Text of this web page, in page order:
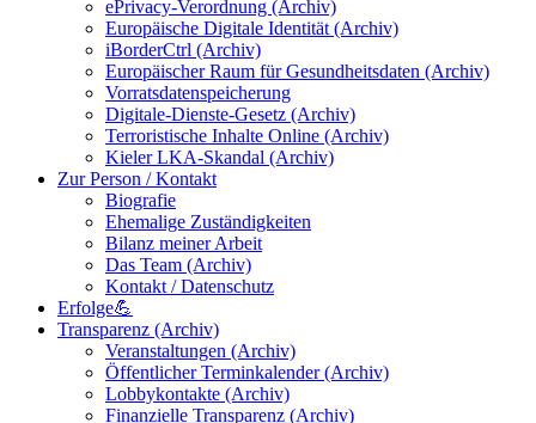
ePrivacy-Verordnung (Archiv)
Europäische Digitale Identität (Archiv)
iBorderCtrl (Archiv)
Europäischer Raum für Gesundheitsdaten (Archiv)
Vorratsdatenspeicherung
Digitale-Dienste-Gesetz (Archiv)
Terroristische Inhalte Online (Archiv)
Kieler LKA-Skandal (Archiv)
Zur Person / Kontakt
Biografie
Ehemalige Zuständigkeiten
Bilanz meiner Arbeit
Das Team (Archiv)
Kontakt / Datenschutz
Erfolge💪
Transparenz (Archiv)
Veranstaltungen (Archiv)
Öffentlicher Terminkalender (Archiv)
Lobbykontakte (Archiv)
Finanzielle Transparenz (Archiv)